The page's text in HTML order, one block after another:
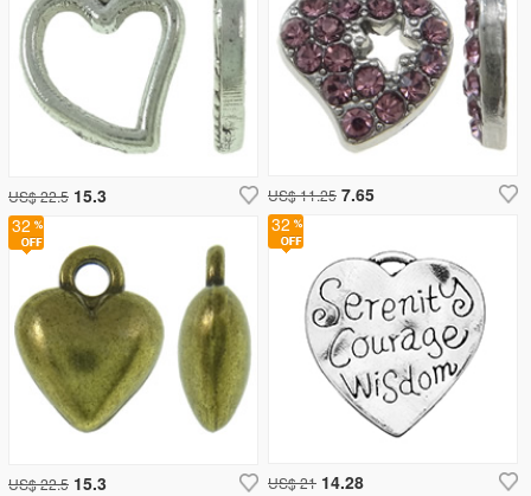
US$ 22.5 15.3
32
US$ 22.5 15.3
32
US$ 21 14.28
US$ 11.25 7.65